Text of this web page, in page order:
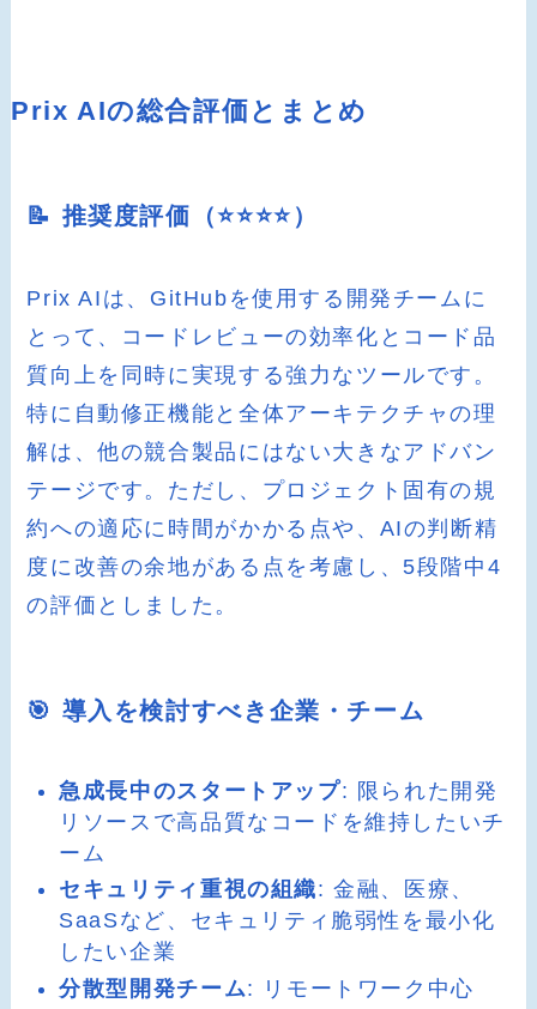
Prix AIの総合評価とまとめ
📝 推奨度評価（⭐️⭐️⭐️⭐️）
Prix AIは、GitHubを使用する開発チームに
とって、コードレビューの効率化とコード品
質向上を同時に実現する強力なツールです。
特に自動修正機能と全体アーキテクチャの理
解は、他の競合製品にはない大きなアドバン
テージです。ただし、プロジェクト固有の規
約への適応に時間がかかる点や、AIの判断精
度に改善の余地がある点を考慮し、5段階中4
の評価としました。
🎯 導入を検討すべき企業・チーム
急成長中のスタートアップ: 限られた開発
リソースで高品質なコードを維持したいチ
ーム
セキュリティ重視の組織: 金融、医療、
SaaSなど、セキュリティ脆弱性を最小化
したい企業
分散型開発チーム: リモートワーク中心